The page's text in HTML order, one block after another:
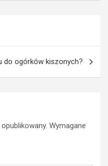
do ogórków kiszonych?
Wymagane